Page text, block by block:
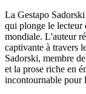
La Gestapo
qui plonge le lecteur
mondiale. L'auteur
captivante à travers
Sadorski, membre
et la prose riche en
incontournable pour